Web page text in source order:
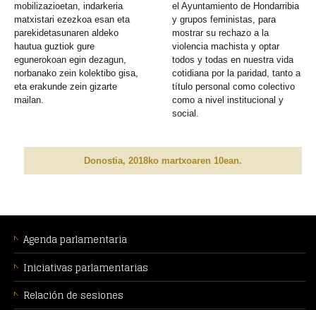
mobilizazioetan, indarkeria
matxistari ezezkoa esan eta
parekidetasunaren aldeko
hautua guztiok gure
egunerokoan egin dezagun,
norbanako zein kolektibo gisa,
eta erakunde zein gizarte
mailan.
el Ayuntamiento de Hondarribia
y grupos feministas, para
mostrar su rechazo a la
violencia machista y optar
todos y todas en nuestra vida
cotidiana por la paridad, tanto a
título personal como colectivo
como a nivel institucional y
social.
Donostia, 2018ko martxoaren 10ean.
CONTEXTUAL
Agenda parlamentaria
Iniciativas parlamentarias
Relación de sesiones